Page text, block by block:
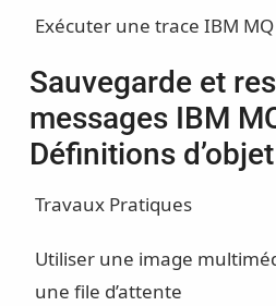
Exécuter une trace IBM MQ
Sauvegarde et
messages IBM
Définitions d’objet
Travaux Pratiques
Utiliser une image
une file d’attente